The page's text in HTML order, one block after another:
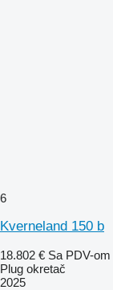
6
Kverneland 150 b
18.802 € Sa PDV-om
Plug okretač
2025